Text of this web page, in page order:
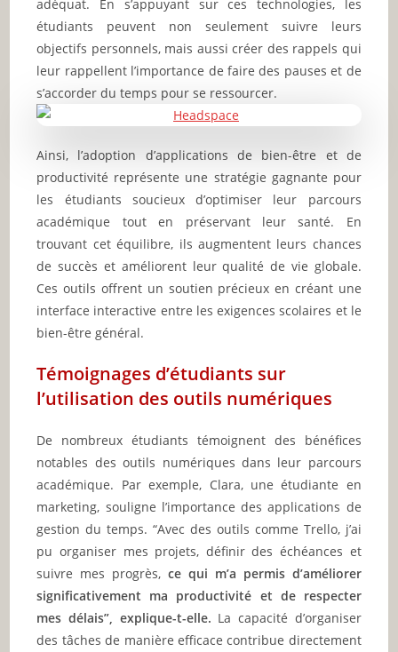
adéquat. En s’appuyant sur ces technologies, les
étudiants peuvent non seulement suivre leurs
objectifs personnels, mais aussi créer des rappels qui
leur rappellent l’importance de faire des pauses et de
s’accorder du temps pour se ressourcer.
Ainsi, l’adoption d’applications de bien-être et de
productivité représente une stratégie gagnante pour
les étudiants soucieux d’optimiser leur parcours
académique tout en préservant leur santé. En
trouvant cet équilibre, ils augmentent leurs chances
de succès et améliorent leur qualité de vie globale.
Ces outils offrent un soutien précieux en créant une
interface interactive entre les exigences scolaires et le
bien-être général.
Témoignages d’étudiants sur
l’utilisation des outils numériques
De nombreux étudiants témoignent des bénéfices
notables des outils numériques dans leur parcours
académique. Par exemple, Clara, une étudiante en
marketing, souligne l’importance des applications de
gestion du temps. “Avec des outils comme Trello, j’ai
pu organiser mes projets, définir des échéances et
suivre mes progrès,ce qui m’a permis d’améliorer
significativement ma productivité et de respecter
mes délais”, explique-t-elle. La capacité d’organiser
des tâches de manière efficace contribue directement